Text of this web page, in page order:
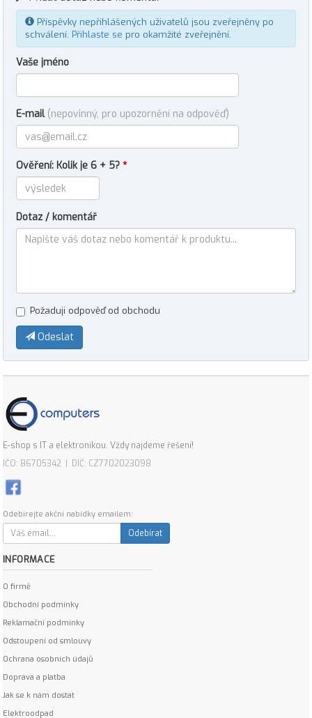
Příspěvky nepřihlášených uživatelů jsou zveřejněny po
schválení. Přihlaste se pro okamžité zveřejnění.
Vaše jméno
E-mail (nepovinný, pro upozornění na odpověď)
Ověření: Kolik je 6 + 5? *
Dotaz / komentář
Požaduji odpověď od obchodu
Odeslat
E-shop s IT a elektronikou. Vždy najdeme řešení!
IČO: 86705342 | DIČ: CZ7702023098
Odebírejte akční nabídky emailem:
Odebírat
INFORMACE
O firmě
Obchodní podmínky
Reklamační podmínky
Odstoupení od smlouvy
Ochrana osobních údajů
Doprava a platba
Jak se k nám dostat
Elektroodpad